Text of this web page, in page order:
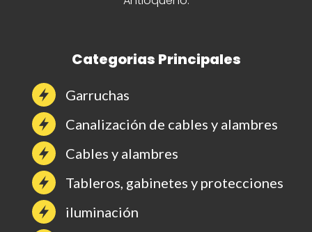
Categorias Principales
Garruchas
Canalización de cables y alambres
Cables y alambres
Tableros, gabinetes y protecciones
iluminación